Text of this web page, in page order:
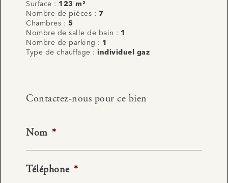
Surface : 123 m²
Nombre de pièces : 7
Chambres : 5
Nombre de salle de bain : 1
Nombre de parking : 1
Type de chauffage : individuel gaz
Contactez-nous pour ce bien
Nom *
Téléphone *